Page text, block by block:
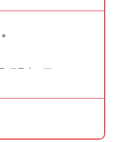
用可＊
フは、北谷町はじめ、
、うるま市、読谷村か
得予定も可）